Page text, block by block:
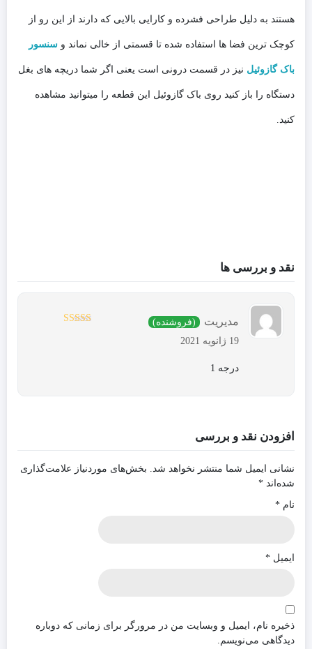
هستند به دلیل طراحی فشرده و کارایی بالایی که دارند از این رو از
کوچک ترین فضا ها استفاده شده تا قسمتی از خالی نماند و سنسور
باک گازوئیل نیز در قسمت درونی است یعنی اگر شما دریچه های بغل
دستگاه را باز کنید روی باک گازوئیل این قطعه را میتوانید مشاهده
کنید.
نقد و بررسی ها
مدیریت
(فروشنده)
19 ژانویه 2021
درجه 1
افزودن نقد و بررسی
نشانی ایمیل شما منتشر نخواهد شد.
بخش‌های موردنیاز علامت‌گذاری
شده‌اند *
نام *
ایمیل *
ذخیره نام، ایمیل و وبسایت من در مرورگر برای زمانی که دوباره
دیدگاهی می‌نویسم.